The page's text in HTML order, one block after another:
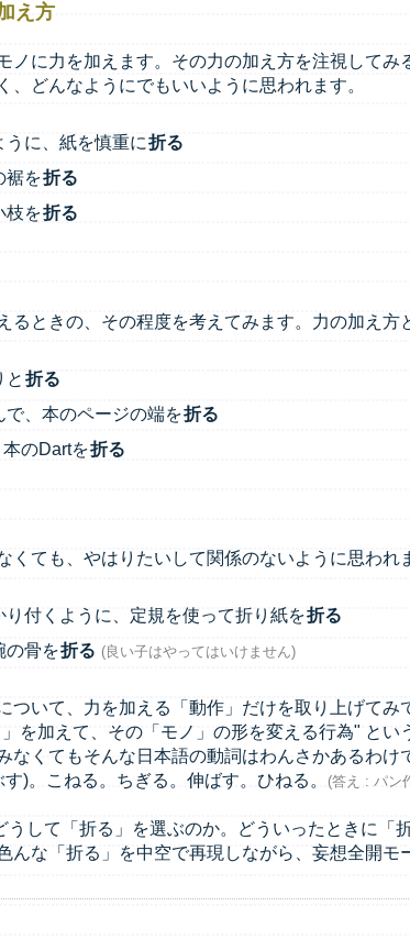
え方
ノに力を加えます。その力の加え方を注視して
、どんなようにでもいいように思われます。
に、紙を慎重に折る
裾を折る
枝を折る
るときの、その程度を考えてみます。力の加え方
と 折る
で、本のページの端を折る
のDartを折る
くても、やはりたいして関係のないように思われ
り付くように、定規を使って折り紙を折る
の骨を折る (良い子はやってはいけません)
ついて、力を加える「動作」だけを取り上げてみ
を加えて、その「モノ」の形を変える行為" と
なくてもそんな日本語の動詞はわんさかあるわけ
)。こねる。ちぎる。伸ばす。ひねる。
(答え : パン
して「折る」を選ぶのか。どういったときに「
んな「折る」を中空で再現しながら、妄想全開モ